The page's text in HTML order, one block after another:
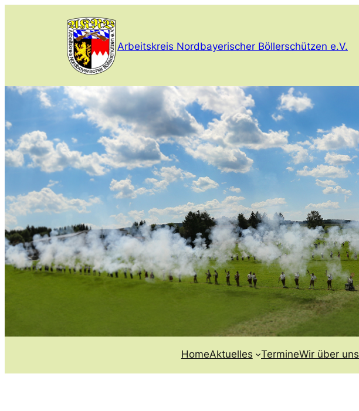
Arbeitskreis Nordbayerischer Böllerschützen e.V.
HomeAktuelles TermineWir über uns